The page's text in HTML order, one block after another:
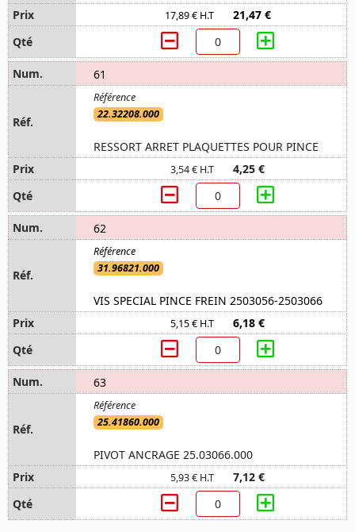
17,89 € H.T 21,47 €
61
22.32208.000
RESSORT ARRET PLAQUETTES POUR PINCE
3,54 € H.T 4,25 €
62
31.96821.000
VIS SPECIAL PINCE FREIN 2503056-2503066
5,15 € H.T 6,18 €
63
25.41860.000
PIVOT ANCRAGE 25.03066.000
5,93 € H.T 7,12 €